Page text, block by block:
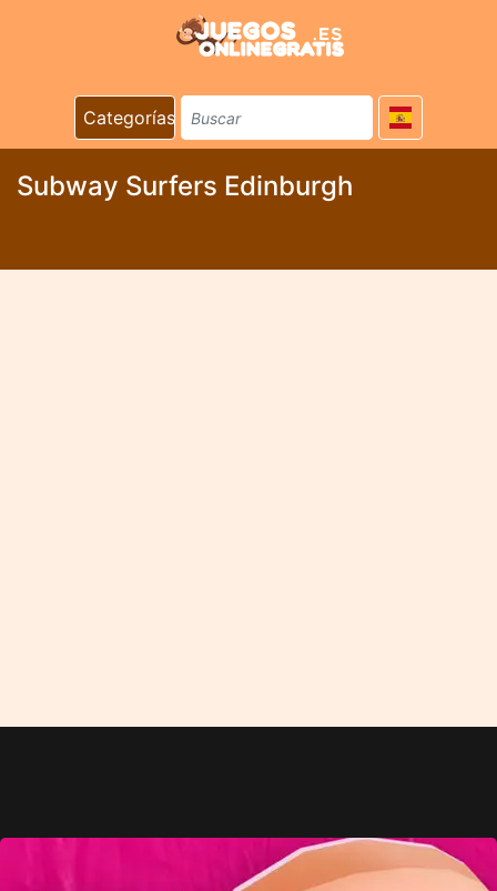
Categorías
Subway Surfers Edinburgh